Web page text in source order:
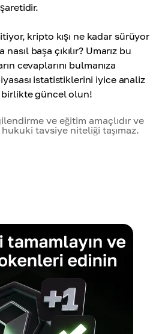
kripto kışı ne kadar sürüyor
başa çıkılır? Umarız bu
cevaplarını bulmanıza
istatistiklerini iyice analiz
güncel olun!
ve eğitim amaçlıdır ve
tavsiye niteliği taşımaz.